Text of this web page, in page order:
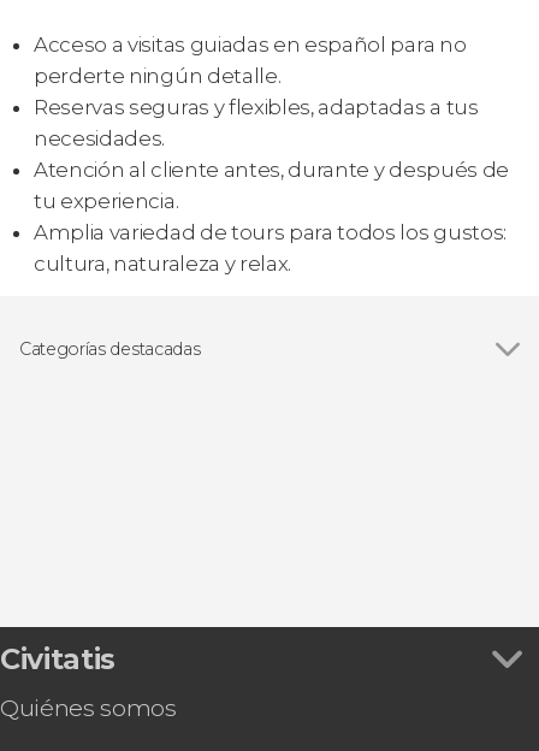
Acceso a visitas guiadas en español para no
perderte ningún detalle.
Reservas seguras y flexibles, adaptadas a tus
necesidades.
Atención al cliente antes, durante y después de
tu experiencia.
Amplia variedad de tours para todos los gustos:
cultura, naturaleza y relax.
Categorías destacadas
Civitatis
Quiénes somos